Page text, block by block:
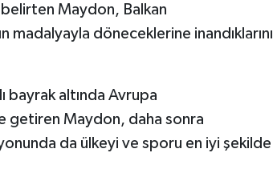
belirten Maydon, Balkan
madalyayla döneceklerine inandıklarını
bayrak altında Avrupa
getiren Maydon, daha sonra
da ülkeyi ve sporu en iyi şekilde